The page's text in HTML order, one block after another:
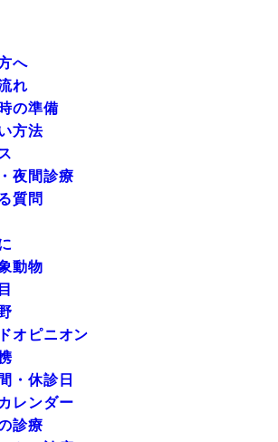
へ
れ
の準備
方法
夜間診療
質問
動物
オピニオン
・休診日
レンダー
診療